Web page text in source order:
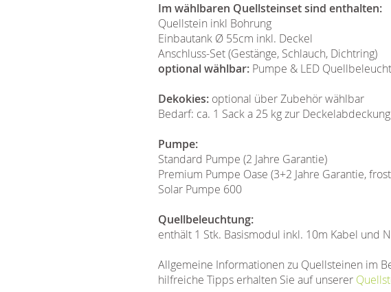
Im wählbaren Quellsteinset sind enthalten:
Quellstein inkl Bohrung
Einbautank Ø 55cm inkl. Deckel
Anschluss-Set (Gestänge, Schlauch, Dichtring)
optional wählbar: Pumpe & LED
Dekokies: optional über Zubehör wählbar
Bedarf: ca. 1 Sack a 25 kg zur
Pumpe:
Standard Pumpe (2 Jahre Garantie)
Premium Pumpe Oase (3+2 Jahre Garantie,
Solar Pumpe 600
Quellbeleuchtung:
enthält 1 Stk. Basismodul inkl. 10m Kabel und
Allgemeine Informationen zu Quellsteinen im
hilfreiche Tipps erhalten Sie auf unserer